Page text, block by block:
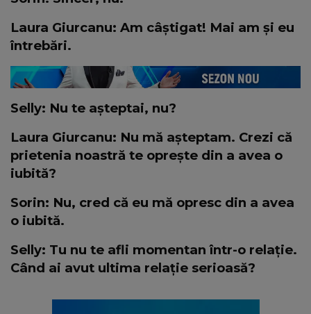
Laura Giurcanu: Am câștigat! Mai am și eu
întrebări.
Selly: Nu te așteptai, nu?
Laura Giurcanu: Nu mă așteptam. Crezi că
prietenia noastră te oprește din a avea o
iubită?
Sorin: Nu, cred că eu mă opresc din a avea
o iubită.
Selly: Tu nu te afli momentan într-o relație.
Când ai avut ultima relație serioasă?